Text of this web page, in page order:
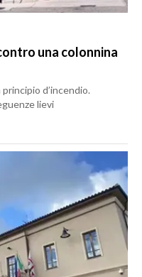
una colonnina
d’incendio.
lievi